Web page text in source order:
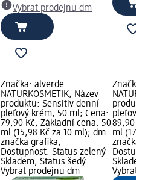
Vybrat prodejnu dm
Značka: alverde
NATURKOSMETIK; Název
produktu: Sensitiv denní
pleťový krém, 50 ml; Cena:
79,90 Kč; Základní cena: 50
ml (15,98 Kč za 10 ml); dm
značka grafika;
Dostupnost: Status zelený
Skladem, Status šedý
Vybrat prodejnu dm
Značka:
pleťový
89,90
ml
značka
Vybrat